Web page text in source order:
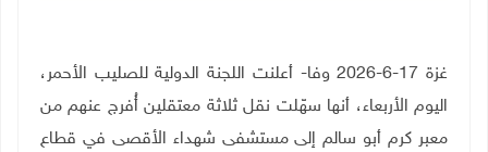
غزة 17-6-2026 وفا- أعلنت اللجنة الدولية للصليب الأحمر،
اليوم الأربعاء، أنها سهّلت نقل ثلاثة معتقلين أُفرج عنهم من
معبر كرم أبو سالم إلى مستشفى شهداء الأقصى في قطاع